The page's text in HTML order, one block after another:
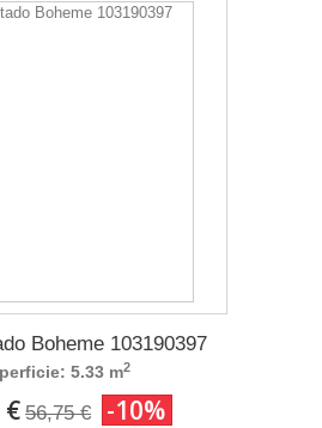
Boheme 103190397
5.33 m2
€ 56,75 € -10%